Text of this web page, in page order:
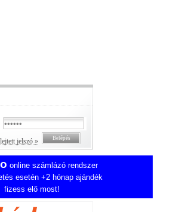
jelszó »
online számlázó rendszer
esetén +2 hónap ajándék
fizess elő most!